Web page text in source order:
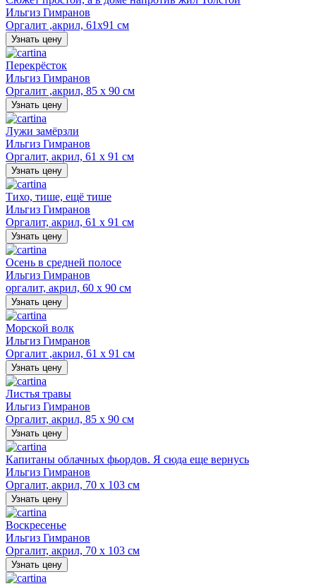
Ильгиз Гимранов
Оргалит ,акрил, 61х91 см
Узнать цену
Перекрёсток
Ильгиз Гимранов
Оргалит ,акрил, 85 х 90 см
Узнать цену
Лужи замёрзли
Ильгиз Гимранов
Оргалит, акрил, 61 х 91 см
Узнать цену
Тихо, тише, ещё тише
Ильгиз Гимранов
Оргалит, акрил, 61 х 91 см
Узнать цену
Осень в средней полосе
Ильгиз Гимранов
оргалит, акрил, 60 х 90 см
Узнать цену
Морской волк
Ильгиз Гимранов
Оргалит ,акрил, 61 х 91 см
Узнать цену
Листья травы
Ильгиз Гимранов
Оргалит, акрил, 85 х 90 см
Узнать цену
Капитаны облачных фьордов. Я сюда еще вернусь
Ильгиз Гимранов
Оргалит, акрил, 70 х 103 см
Узнать цену
Воскресенье
Ильгиз Гимранов
Оргалит, акрил, 70 х 103 см
Узнать цену